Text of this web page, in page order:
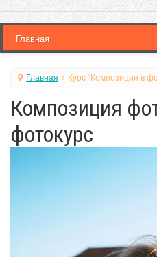
Главная Курс "Композиция в
Композиция
фотокурс